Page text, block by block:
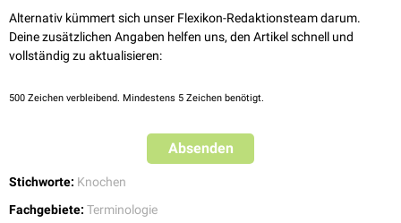
Alternativ kümmert sich unser Flexikon-Redaktionsteam darum.
Deine zusätzlichen Angaben helfen uns, den Artikel schnell und
vollständig zu aktualisieren:
500 Zeichen verbleibend. Mindestens 5 Zeichen benötigt.
Absenden
Stichworte: Knochen
Fachgebiete: Terminologie